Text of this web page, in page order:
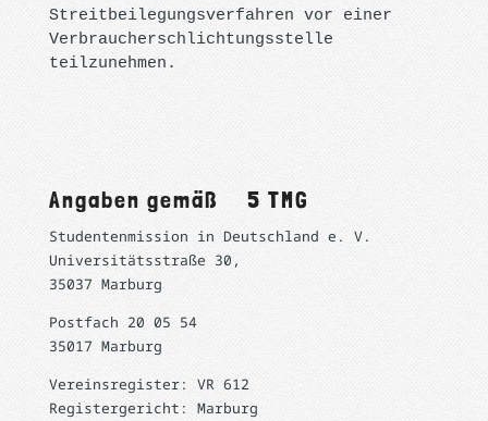
Streitbeilegungsverfahren vor einer
Verbraucherschlichtungsstelle
teilzunehmen.
Angaben gemäß §5 TMG
Studentenmission in Deutschland e. V.
Universitätsstraße 30,
35037 Marburg
Postfach 20 05 54
35017 Marburg
Vereinsregister: VR 612
Registergericht: Marburg